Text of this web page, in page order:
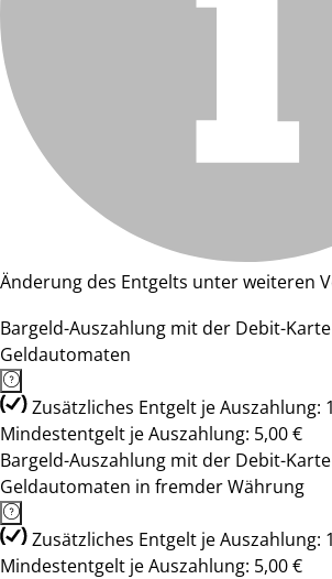
Änderung des Entgelts unter weiteren
Bargeld-Auszahlung mit der Debit-
Geldautomaten
Zusätzliches Entgelt je Auszahlung:
Mindestentgelt je Auszahlung: 5,00 €
Bargeld-Auszahlung mit der Debit-
Geldautomaten in fremder Währung
Zusätzliches Entgelt je Auszahlung:
Mindestentgelt je Auszahlung: 5,00 €